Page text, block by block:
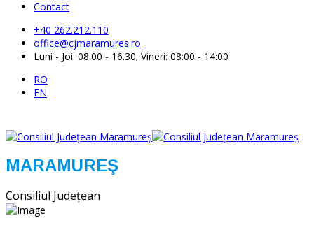
Contact
+40 262.212.110
office@cjmaramures.ro
Luni - Joi: 08:00 - 16.30; Vineri: 08:00 - 14:00
RO
EN
MARAMUREŞ
Consiliul Judeţean